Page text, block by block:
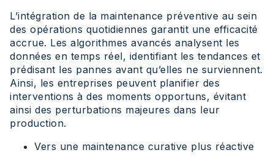
L’intégration de la maintenance préventive au sein
des opérations quotidiennes garantit une efficacité
accrue. Les algorithmes avancés analysent les
données en temps réel, identifiant les tendances et
prédisant les pannes avant qu’elles ne surviennent.
Ainsi, les entreprises peuvent planifier des
interventions à des moments opportuns, évitant
ainsi des perturbations majeures dans leur
production.
Vers une maintenance curative plus réactive